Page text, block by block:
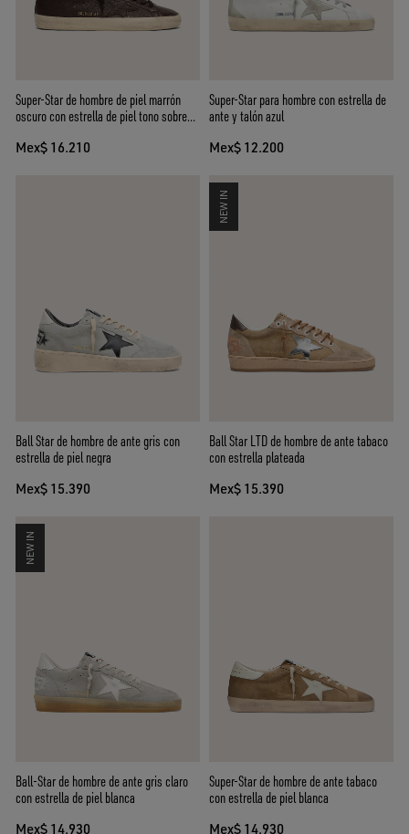
Super-Star de hombre de piel marrón
oscuro con estrella de piel tono sobre
Mex$ 16.210
Super-Star para hombre con estrella de
ante y talón azul
Mex$ 12.200
Ball Star de hombre de ante gris con
estrella de piel negra
Mex$ 15.390
NEW IN
Ball Star LTD de hombre de ante tabaco
con estrella plateada
Mex$ 15.390
NEW IN
Ball-Star de hombre de ante gris claro
con estrella de piel blanca
Mex$ 14.930
Super-Star de hombre de ante tabaco
con estrella de piel blanca
Mex$ 14.930